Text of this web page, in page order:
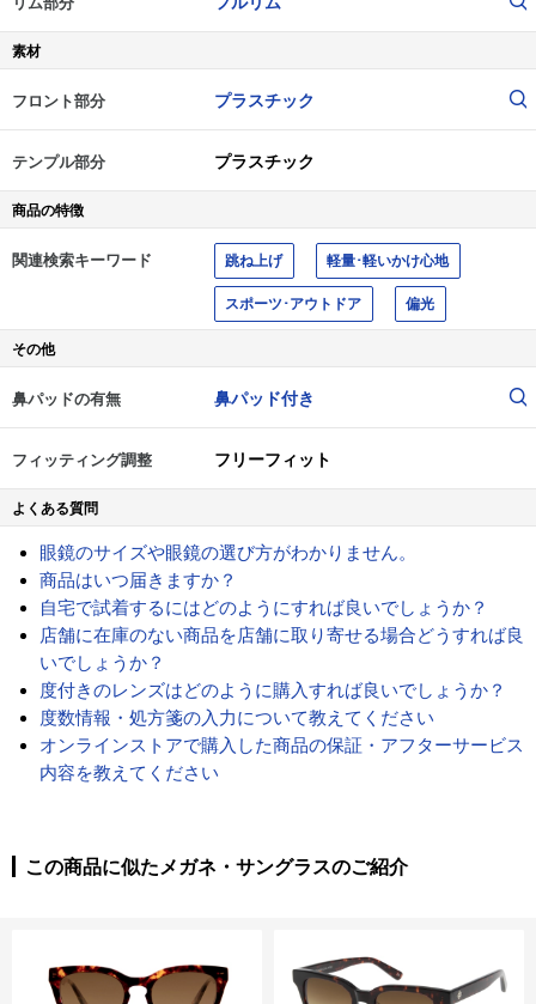
素材
フロント部分 プラスチック
テンプル部分 プラスチック
商品の特徴
関連検索キーワード 跳ね上げ 軽量･軽いかけ心地
スポーツ･アウトドア 偏光
その他
鼻パッドの有無 鼻パッド付き
フィッティング調整 フリーフィット
よくある質問
眼鏡のサイズや眼鏡の選び方がわかりません。
商品はいつ届きますか？
自宅で試着するにはどのようにすれば良いでしょうか？
店舗に在庫のない商品を店舗に取り寄せる場合どうすれば良
いでしょうか？
度付きのレンズはどのように購入すれば良いでしょうか？
度数情報・処方箋の入力について教えてください
オンラインストアで購入した商品の保証・アフターサービス
内容を教えてください
この商品に似たメガネ・サングラスのご紹介